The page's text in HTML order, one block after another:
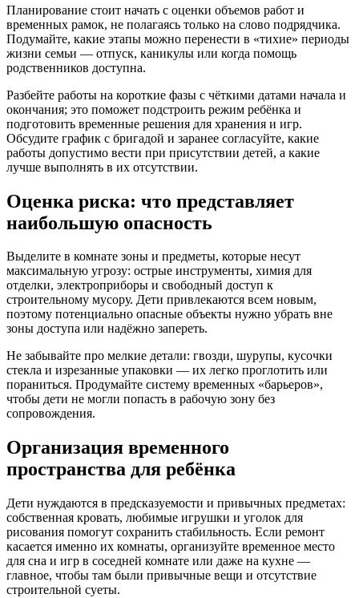
Планирование стоит начать с оценки объемов работ и
временных рамок, не полагаясь только на слово подрядчика.
Подумайте, какие этапы можно перенести в «тихие» периоды
жизни семьи — отпуск, каникулы или когда помощь
родственников доступна.
Разбейте работы на короткие фазы с чёткими датами начала и
окончания; это поможет подстроить режим ребёнка и
подготовить временные решения для хранения и игр.
Обсудите график с бригадой и заранее согласуйте, какие
работы допустимо вести при присутствии детей, а какие
лучше выполнять в их отсутствии.
Оценка риска: что представляет
наибольшую опасность
Выделите в комнате зоны и предметы, которые несут
максимальную угрозу: острые инструменты, химия для
отделки, электроприборы и свободный доступ к
строительному мусору. Дети привлекаются всем новым,
поэтому потенциально опасные объекты нужно убрать вне
зоны доступа или надёжно запереть.
Не забывайте про мелкие детали: гвозди, шурупы, кусочки
стекла и изрезанные упаковки — их легко проглотить или
пораниться. Продумайте систему временных «барьеров»,
чтобы дети не могли попасть в рабочую зону без
сопровождения.
Организация временного
пространства для ребёнка
Дети нуждаются в предсказуемости и привычных предметах:
собственная кровать, любимые игрушки и уголок для
рисования помогут сохранить стабильность. Если ремонт
касается именно их комнаты, организуйте временное место
для сна и игр в соседней комнате или даже на кухне —
главное, чтобы там были привычные вещи и отсутствие
строительной суеты.